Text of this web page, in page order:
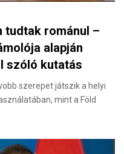
tudtak románul –
alapján
szóló kutatás
szerepet játszik a helyi
mint a Föld